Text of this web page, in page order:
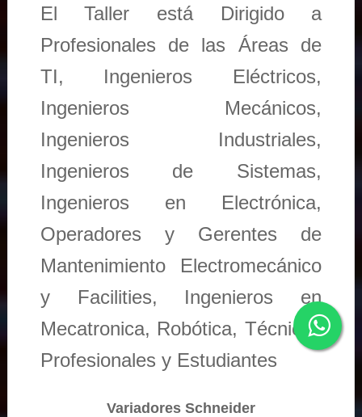
El Taller está Dirigido a
Profesionales de las Áreas de
TI, Ingenieros Eléctricos,
Ingenieros Mecánicos,
Ingenieros Industriales,
Ingenieros de Sistemas,
Ingenieros en Electrónica,
Operadores y Gerentes de
Mantenimiento Electromecánico
y Facilities, Ingenieros en
Mecatronica, Robótica, Técnicos
Profesionales y Estudiantes
Variadores Schneider